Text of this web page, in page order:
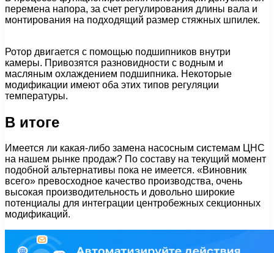
перемена напора, за счет регулирования длины вала и
монтирования на подходящий размер стяжных шпилек.
Ротор двигается с помощью подшипников внутри
камеры. Привозятся разновидности с водным и
масляным охлаждением подшипника. Некоторые
модификации имеют оба этих типов регуляции
температуры.
В итоге
Имеется ли какая-либо замена насосным системам ЦНС
на нашем рынке продаж? По составу на текущий момент
подобной альтернативы пока не имеется. «Виновник
всего» превосходное качество производства, очень
высокая производительность и довольно широкие
потенциалы для интеграции центробежных секционных
модификаций.